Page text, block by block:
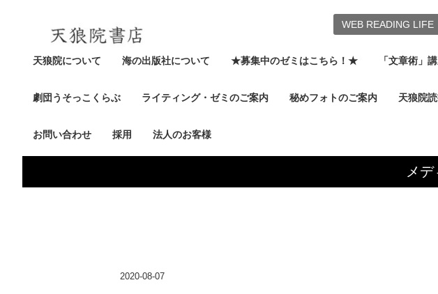
天狼院について 海の出版社について ★募集中のゼミはこちら！★ 「文章術」
劇団うそっこくらぶ ライティング・ゼミのご案内 秘めフォトのご案内 天狼院
お問い合わせ 採用 法人のお客様
WEB READING LIFE
メ
2020-08-07